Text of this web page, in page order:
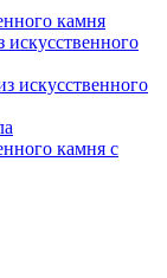
камня
искусственного
камня с